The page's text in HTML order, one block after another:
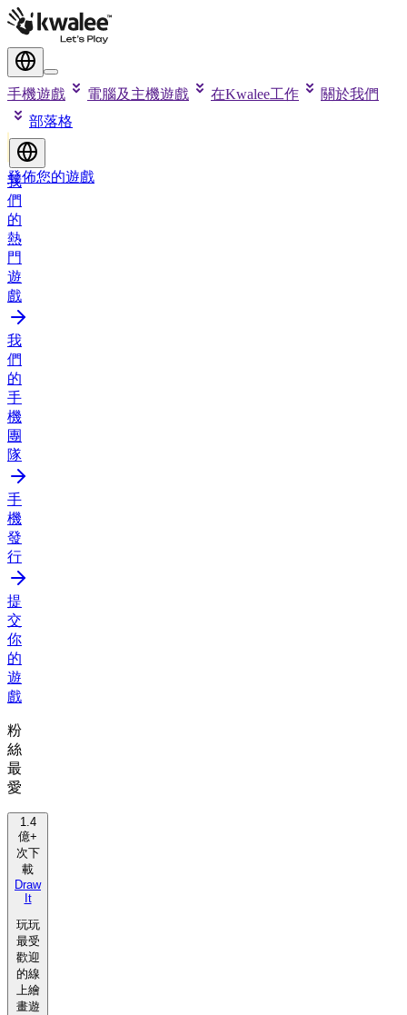
手機遊戲 電腦及主機遊戲 在Kwalee工作
關於我們
部落格
發佈您的遊戲
我
們
的
熱
門
遊
戲
我
們
的
手
機
團
隊
手
機
發
行
提
交
你
的
遊
戲
粉
絲
最
愛
1.4
億+
次下
載
Draw
It
玩玩
最受
歡迎
的線
上繪
畫遊